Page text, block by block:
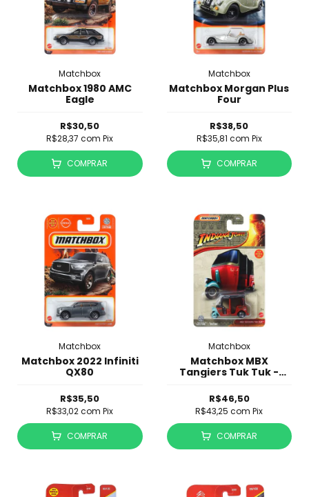
Matchbox
Matchbox 1980 AMC
Eagle
R$30,50
R$28,37com Pix
COMPRAR
Matchbox
Matchbox Morgan Plus
Four
R$38,50
R$35,81 com Pix
COMPRAR
Matchbox
Matchbox 2022 Infiniti
QX80
R$35,50
R$33,02com Pix
COMPRAR
Matchbox
Matchbox MBX
Tangiers Tuk Tuk -
R$46,50
R$43,25com Pix
COMPRAR